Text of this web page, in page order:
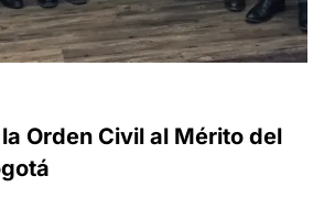
Orden Civil al Mérito del